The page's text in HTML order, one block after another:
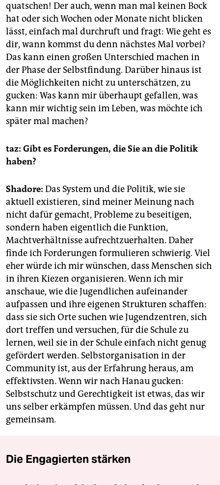
quatschen! Der auch, wenn man mal keinen Bock
hat oder sich Wochen oder Monate nicht blicken
lässt, einfach mal durchruft und fragt: Wie geht es
dir, wann kommst du denn nächstes Mal vorbei?
Das kann einen großen Unterschied machen in
der Phase der Selbstfindung. Darüber hinaus ist
die Möglichkeiten nicht zu unterschätzen, zu
gucken: Was kann mir überhaupt gefallen, was
kann mir wichtig sein im Leben, was möchte ich
später mal machen?
taz: Gibt es Forderungen, die Sie an die Politik
haben?
Shadore: Das System und die Politik, wie sie
aktuell existieren, sind meiner Meinung nach
nicht dafür gemacht, Probleme zu beseitigen,
sondern haben eigentlich die Funktion,
Machtverhältnisse aufrechtzuerhalten. Daher
finde ich Forderungen formulieren schwierig. Viel
eher würde ich mir wünschen, dass Menschen sich
in ihren Kiezen organisieren. Wenn ich mir
anschaue, wie die Jugendlichen aufeinander
aufpassen und ihre eigenen Strukturen schaffen:
dass sie sich Orte suchen wie Jugendzentren, sich
dort treffen und versuchen, für die Schule zu
lernen, weil sie in der Schule einfach nicht genug
gefördert werden. Selbstorganisation in der
Community ist, aus der Erfahrung heraus, am
effektivsten. Wenn wir nach Hanau gucken:
Selbstschutz und Gerechtigkeit ist etwas, das wir
uns selber erkämpfen müssen. Und das geht nur
gemeinsam.
Die Engagierten stärken